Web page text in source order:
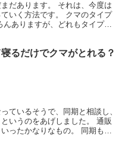
だあります。 それは、今度は
いく方法です。 クマのタイプ
ありますが、どれもタイプに
るだけでクマがとれる？
ているそうで、同期と相談し、
いうのをあげしました。 通販
ったかなりなもの。 同期も私